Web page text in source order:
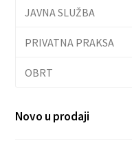
JAVNA SLUŽBA
PRIVATNA PRAKSA
OBRT
Novo u prodaji